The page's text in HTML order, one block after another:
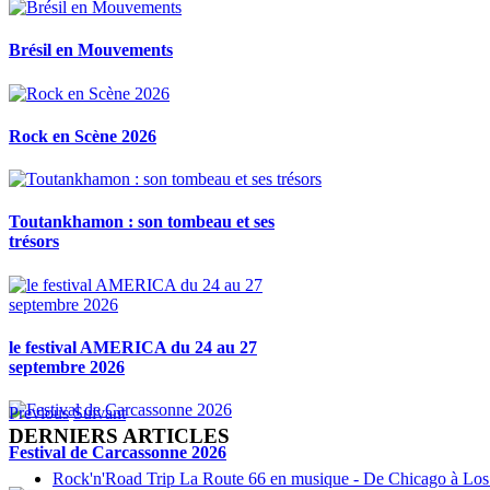
Brésil en Mouvements
Rock en Scène 2026
Toutankhamon : son tombeau et ses
trésors
le festival AMERICA du 24 au 27
septembre 2026
Festival de Carcassonne 2026
Previous Suivant
DERNIERS ARTICLES
Rock'n'Road Trip La Route 66 en musique - De Chicago à